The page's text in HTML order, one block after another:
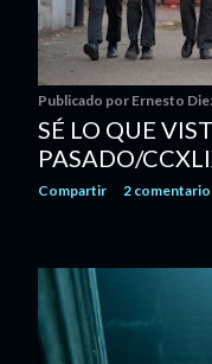
s
Publicado por Ernesto
SÉ LO QUE
PASADO/
Compartir 2